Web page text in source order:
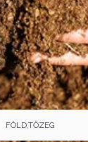
FÖLD,TŐZEG